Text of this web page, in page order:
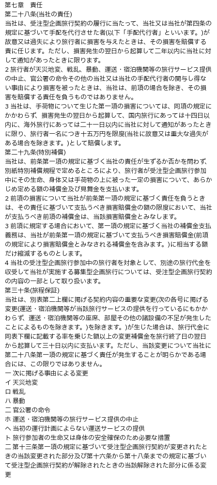
第七章 責任
第二十八条(当社の責任)
当社は、受注型企画旅行契約の履行に当たって、当社又は当社が第四条の
規定に基づいて手配を代行させた者(以下「手配代行者」といいます。)が
故意又は過失により旅行者に損害を与えたときは、その損害を賠償する
責に任じます。ただし、損害発生の翌日から起算して二年以内に当社に対
して通知があったときに限ります。
2 旅行者が天災地変、戦乱、暴動、運送・宿泊機関等の旅行サービス提供
の中止、官公署の命令その他の当社又は当社の手配代行者の関与し得な
い事由により損害を被ったときは、当社は、前項の場合を除き、その損
害を賠償する責任を負うものではありません。
3 当社は、手荷物について生じた第一項の損害については、同項の規定に
かかわらず、損害発生の翌日から起算して、国内旅行にあっては十四日以
内に、海外旅行にあっては二十一日以内に当社に対して通知があったとき
に限り、旅行者一名につき十五万円を限度(当社に故意又は重大な過失が
ある場合を除きます。)として賠償します。
第二十九条(特別補償)
当社は、前条第一項の規定に基づく当社の責任が生ずるか否かを問わず、
別紙特別補償規程で定めるところにより、旅行者が受注型企画旅行参加
中にその生命、身体又は手荷物の上に被った一定の損害について、あらか
じめ定める額の補償金及び見舞金を支払います。
2 前項の損害について当社が前条第一項の規定に基づく責任を負うとき
は、その責任に基づいて支払うべき損害賠償金の額の限度において、当社
が支払うべき前項の補償金は、当該損害賠償金とみなします。
3 前項に規定する場合において、第一項の規定に基づく当社の補償金支払
義務は、当社が前条第一項の規定に基づいて支払うべき損害賠償金(前項
の規定により損害賠償金とみなされる補償金を含みます。)に相当する額
だけ縮減するものとします。
4 当社の受注型企画旅行参加中の旅行者を対象として、別途の旅行代金を
収受して当社が実施する募集型企画旅行については、受注型企画旅行契約
の内容の一部として取り扱います。
第三十条(旅程保証)
当社は、別表第二上欄に掲げる契約内容の重要な変更(次の各号に掲げる
変更(運送・宿泊機関等が当該旅行サービスの提供を行っているにもかか
わらず、運送・宿泊機関等の座席、部屋その他の諸設備の不足が発生した
ことによるものを除きます。)を除きます。)が生じた場合は、旅行代金に
同表下欄に記載する率を乗じた額以上の変更補償金を旅行終了日の翌日
から起算して三十日以内に支払います。ただし、当該変更について当社に
第二十八条第一項の規定に基づく責任が発生することが明らかである場
合には、この限りではありません。
一 次に掲げる事由による変更
イ 天災地変
ロ 戦乱
ハ 暴動
二 官公署の命令
ホ 運送・宿泊機関等の旅行サービス提供の中止
ヘ 当初の運行計画によらない運送サービスの提供
ト 旅行参加者の生命又は身体の安全確保のため必要な措置
二 第十三条第一項の規定に基づいて受注型企画旅行契約が変更されたと
きの当該変更された部分及び第十六条から第十八条までの規定に基づい
て受注型企画旅行契約が解除されたときの当該解除された部分に係る変
更